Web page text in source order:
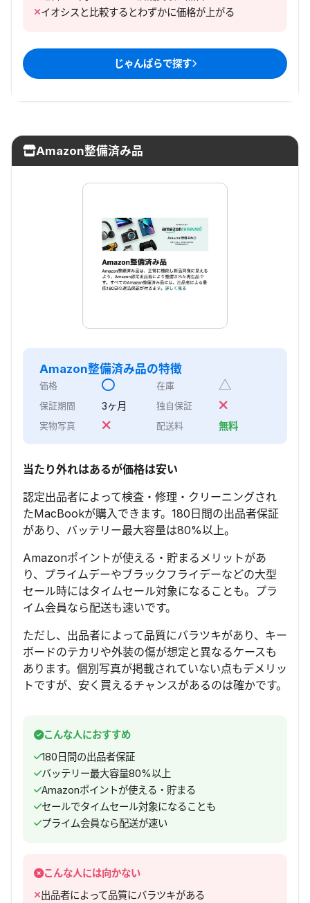
イオシスと比較するとわずかに価格が上がる
じゃんぱらで探す
Amazon整備済み品
Amazon整備済み品の特徴
価格 在庫 △
保証期間 3ヶ月
独自保証
実物写真
配送料 無料
当たり外れはあるが価格は安い
認定出品者によって検査・修理・クリーニングされ
たMacBookが購入できます。180日間の出品者保証
があり、バッテリー最大容量は80%以上。
Amazonポイントが使える・貯まるメリットがあ
り、プライムデーやブラックフライデーなどの大型
セール時にはタイムセール対象になることも。プラ
イム会員なら配送も速いです。
ただし、出品者によって品質にバラツキがあり、キー
ボードのテカリや外装の傷が想定と異なるケースも
あります。個別写真が掲載されていない点もデメリッ
トですが、安く買えるチャンスがあるのは確かです。
こんな人におすすめ
180日間の出品者保証
バッテリー最大容量80%以上
Amazonポイントが使える・貯まる
セールでタイムセール対象になることも
プライム会員なら配送が速い
こんな人には向かない
出品者によって品質にバラツキがある